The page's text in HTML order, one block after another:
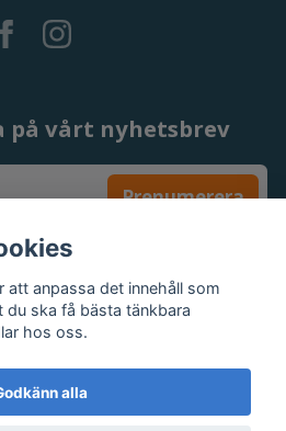
på vårt nyhetsbrev
Prenumerera
att anpassa det innehåll som
ska få bästa tänkbara
hos oss.
alla